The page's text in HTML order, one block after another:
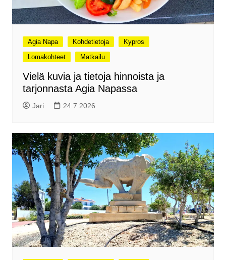
Agia Napa Kohdetietoja
Kypros
Lomakohteet
Matkailu
Vielä kuvia ja tietoja hinnoista ja
tarjonnasta Agia Napassa
Jari 24.7.2026